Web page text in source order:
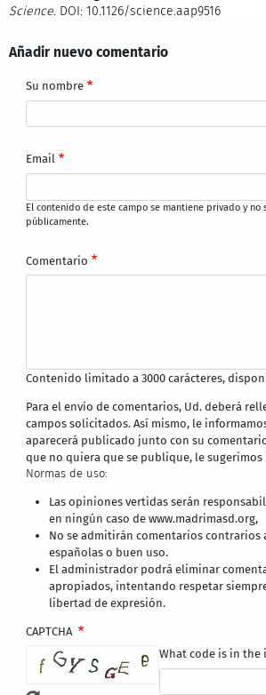
Science. DOI: 10.1126/science.aap9516
Añadir nuevo comentario
Su nombre
Email
El contenido de este campo se mantiene privado y no
públicamente.
Comentario
Contenido limitado a 3000 carácteres,
Para el envío de comentarios, Ud. deberá
campos solicitados. Así mismo, le
aparecerá publicado junto con su
que no quiera que se publique, le
Normas de uso:
Las opiniones vertidas serán
en ningún caso de www.madrimasd.org,
No se admitirán comentarios contrarios
españolas o buen uso.
El administrador podrá eliminar
apropiados, intentando respetar
libertad de expresión.
CAPTCHA
What code is in the